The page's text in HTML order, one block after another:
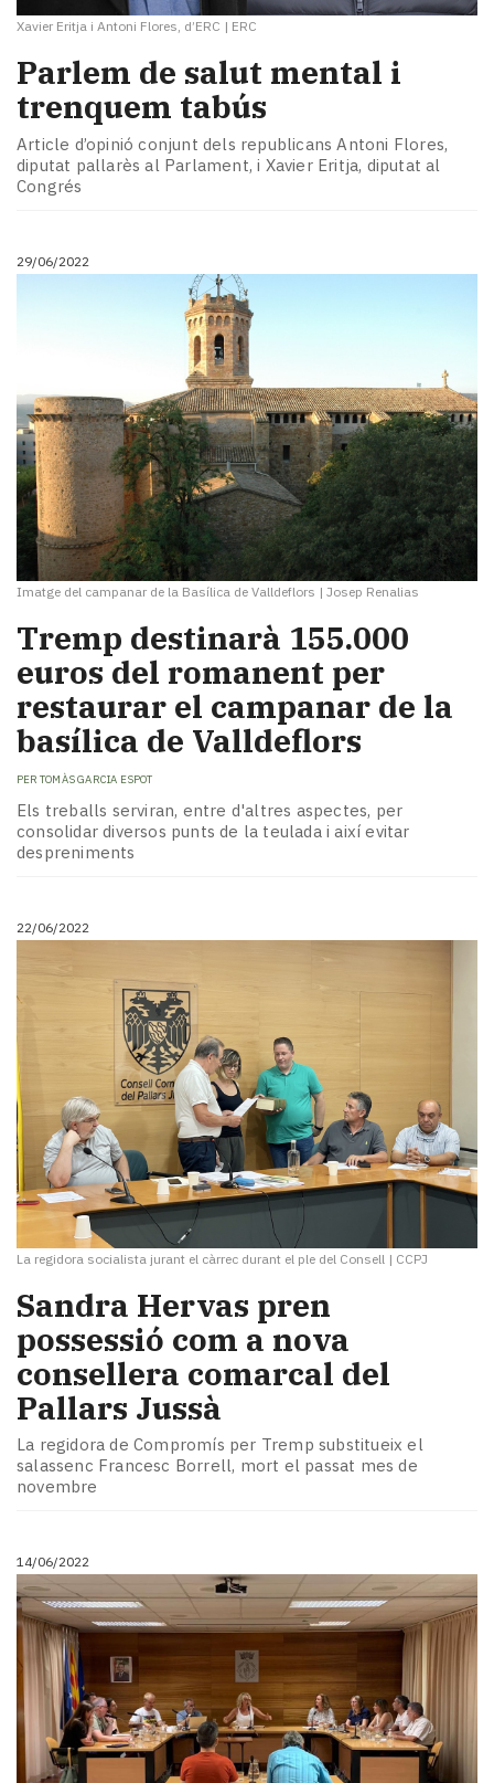
Xavier Eritja i Antoni Flores, d’ERC | ERC
Parlem de salut mental i
trenquem tabús
Article d’opinió conjunt dels republicans Antoni Flores,
diputat pallarès al Parlament, i Xavier Eritja, diputat al
Congrés
29/06/2022
Imatge del campanar de la Basílica de Valldeflors | Josep Renalias
Tremp destinarà 155.000
euros del romanent per
restaurar el campanar de la
basílica de Valldeflors
PER TOMÀS GARCIA ESPOT
Els treballs serviran, entre d'altres aspectes, per
consolidar diversos punts de la teulada i així evitar
despreniments
22/06/2022
La regidora socialista jurant el càrrec durant el ple del Consell | CCPJ
Sandra Hervas pren
possessió com a nova
consellera comarcal del
Pallars Jussà
La regidora de Compromís per Tremp substitueix el
salassenc Francesc Borrell, mort el passat mes de
novembre
14/06/2022